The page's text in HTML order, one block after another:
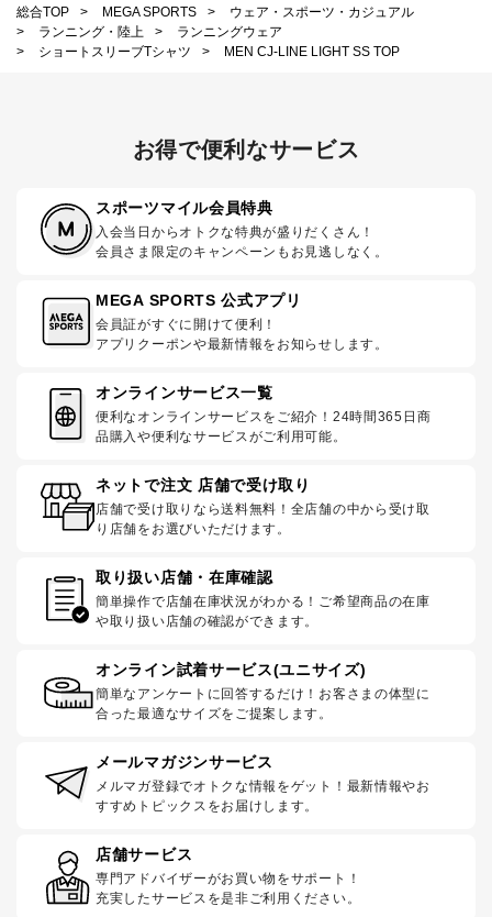
総合TOP
> MEGA SPORTS >
ウェア・スポーツ・カジュアル
>
ランニング・陸上 >
ランニングウェア
>
ショートスリーブTシャツ > MEN CJ-LINE LIGHT SS TOP
お得で便利なサービス
スポーツマイル会員特典
入会当日からオトクな特典が盛りだくさん！
会員さま限定のキャンペーンもお見逃しなく。
MEGA SPORTS 公式アプリ
会員証がすぐに開けて便利！
アプリクーポンや最新情報をお知らせします。
オンラインサービス一覧
便利なオンラインサービスをご紹介！24時間365日商
品購入や便利なサービスがご利用可能。
ネットで注文 店舗で受け取り
店舗で受け取りなら送料無料！全店舗の中から受け取
り店舗をお選びいただけます。
取り扱い店舗・在庫確認
簡単操作で店舗在庫状況がわかる！ご希望商品の在庫
や取り扱い店舗の確認ができます。
オンライン試着サービス(ユニサイズ)
簡単なアンケートに回答するだけ！お客さまの体型に
合った最適なサイズをご提案します。
メールマガジンサービス
メルマガ登録でオトクな情報をゲット！最新情報やお
すすめトピックスをお届けします。
店舗サービス
専門アドバイザーがお買い物をサポート！
充実したサービスを是非ご利用ください。